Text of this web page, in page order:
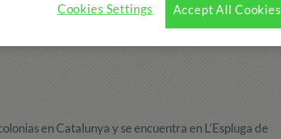
en Catalunya y se encuentra en L'Espluga de
Accept All Cookies
Cookies Settings